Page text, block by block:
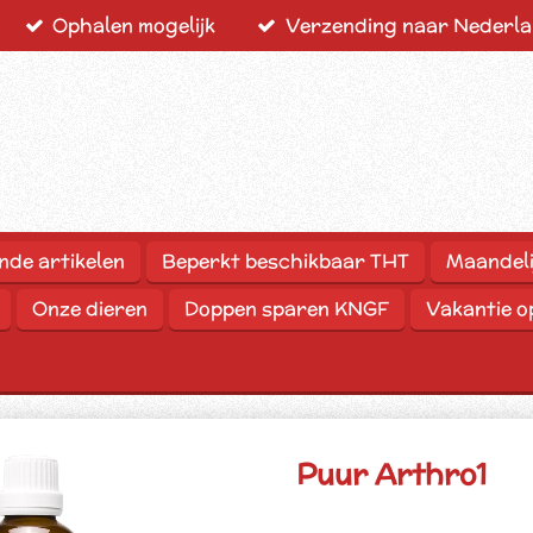
Ophalen mogelijk Verzending naar
artikelen Beperkt beschikbaar THT
Onze dieren Doppen sparen KNGF Vakantie
Puur Arthro1